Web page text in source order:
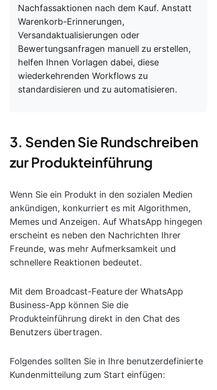
Nachfassaktionen nach dem Kauf. Anstatt
Warenkorb-Erinnerungen,
Versandaktualisierungen oder
Bewertungsanfragen manuell zu erstellen,
helfen Ihnen Vorlagen dabei, diese
wiederkehrenden Workflows zu
standardisieren und zu automatisieren.
3. Senden Sie Rundschreiben
zur Produkteinführung
Wenn Sie ein Produkt in den sozialen Medien
ankündigen, konkurriert es mit Algorithmen,
Memes und Anzeigen. Auf WhatsApp hingegen
erscheint es neben den Nachrichten Ihrer
Freunde, was mehr Aufmerksamkeit und
schnellere Reaktionen bedeutet.
Mit dem Broadcast-Feature der WhatsApp
Business-App können Sie die
Produkteinführung direkt in den Chat des
Benutzers übertragen.
Folgendes sollten Sie in Ihre benutzerdefinierte
Kundenmitteilung zum Start einfügen: